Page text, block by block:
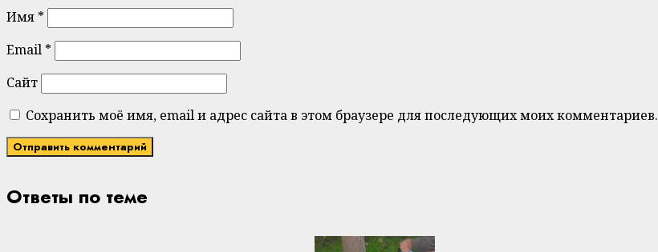
Имя *
Email *
Сайт
Сохранить моё имя, email и адрес сайта в этом браузере для последующих моих комментариев.
Ответы по теме